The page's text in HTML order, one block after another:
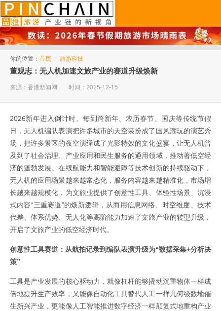
你的位置： 首页 > 旅游科技
董观志：无人机加速文旅产业的赛道升级焕新
来源：香港新闻网 时间：2025-12-15
2026新年进入倒计时。每到跨新年、农历春节、国庆等传统节假
日，无人机编队表演把许多城市的天空装扮成了国风潮玩的演艺秀
场，把许多景区的夜空演绎成了光影特效的文化盛宴，让无人机普
及到了社会治理、产业应用和民生服务的通用领域，推动著低空经
济的蓬勃发展。在续航能力和智能避障等技术创新的持续驱动下，
无人机的应用场景越来越常态化，服务内容越来越精准化，市场增
长越来越规模化，为文旅业提供了创意性工具、体验性场景、沉浸
式内容“三重赛道”的焕新逻辑，从而用信息网络、时空维度、技术
代差、体系优势、无人化等高阶能力加速了文旅产业的转型升级，
开启了文旅产业的低空经济时代。
创意性工具赛道：从航拍记录到编队表演升级为“数据采集+分析决
策”
工具是产业发展的核心驱动力，就像杠杆能够撬动沉重物体一样成
倍地提升生产效率，又能像自动化工具替代人工一样几何级数地催
生新兴产业，更能像人工智能推进数字经济一样颠复式地重构产业